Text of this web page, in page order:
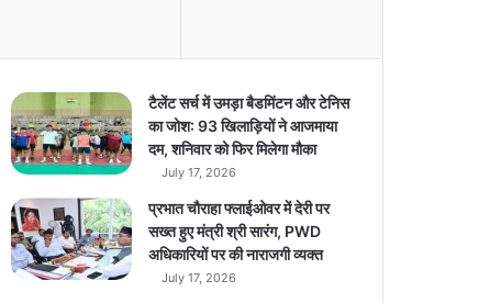
सि
म
,
पै
से
चा
र
ही
टैलेंट सर्च में उमड़ा बैडमिंटन और टेनिस
का जोश: 93 खिलाड़ियों ने आजमाया
दम, शनिवार को फिर मिलेगा मौका
July 17, 2026
प्रभात चौराहा फ्लाईओवर में देरी पर
सख्त हुए मंत्री श्री सारंग, PWD
अधिकारियों पर की नाराजगी व्यक्त
July 17, 2026